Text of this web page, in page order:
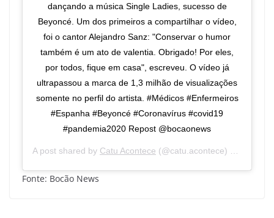
dançando a música Single Ladies, sucesso de
Beyoncé. Um dos primeiros a compartilhar o vídeo,
foi o cantor Alejandro Sanz: "Conservar o humor
também é um ato de valentia. Obrigado! Por eles,
por todos, fique em casa", escreveu. O vídeo já
ultrapassou a marca de 1,3 milhão de visualizações
somente no perfil do artista. #Médicos #Enfermeiros
#Espanha #Beyoncé #Coronavírus #covid19
#pandemia2020 Repost @bocaonews
A post shared by Catu Acontece (@catu.acontece) on
Fonte: Bocão News